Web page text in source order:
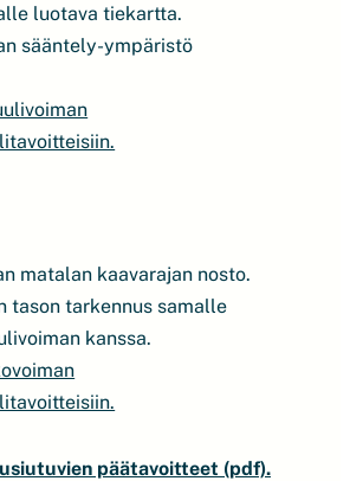
luotava tiekartta.
sääntely-ympäristö
matalan kaavarajan nosto.
tason tarkennus samalle
kanssa.
päätavoitteet (pdf).